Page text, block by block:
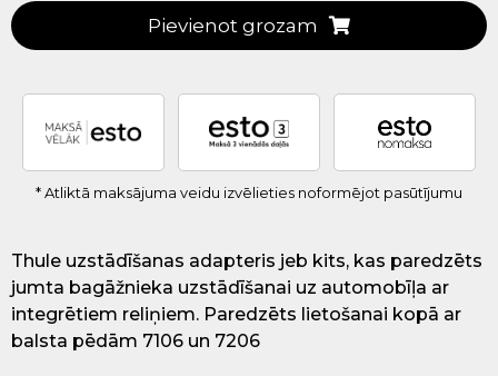
Pievienot grozam
* Atliktā maksājuma veidu izvēlieties noformējot pasūtījumu
Thule uzstādīšanas adapteris jeb kits, kas paredzēts
jumta bagāžnieka uzstādīšanai uz automobīļa ar
integrētiem reliņiem. Paredzēts lietošanai kopā ar
balsta pēdām 7106 un 7206